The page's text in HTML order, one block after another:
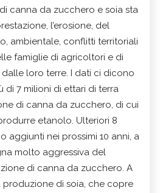
canna da zucchero e soia sta
l’erosione, del
ambientale, conflitti territoriali
famiglie di agricoltori e di
loro terre. I dati ci dicono
di 7 milioni di ettari di terra
di canna da zucchero, di cui
etanolo. Ulteriori 8
aggiunti nei prossimi 10 anni, a
molto aggressiva del
di canna da zucchero. A
di soia, che copre